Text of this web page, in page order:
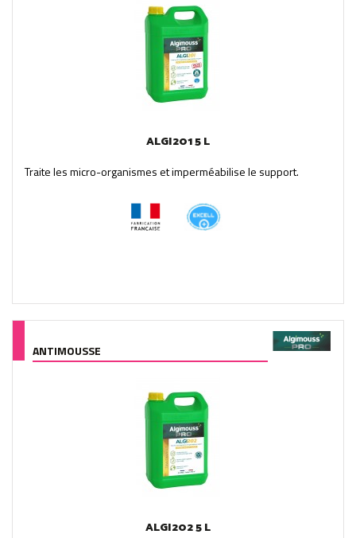
ALGI201 5 L
Traite les micro-organismes et imperméabilise le support.
ANTIMOUSSE
ALGI202 5 L